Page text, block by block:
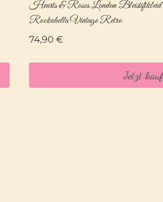
Hearts & Roses London
Rockabella Vintage Retro
74,90€
Jetzt